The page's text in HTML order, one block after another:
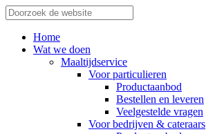
Home
Wat we doen
Maaltijdservice
Voor particulieren
Productaanbod
Bestellen en leveren
Veelgestelde vragen
Voor bedrijven & cateraars